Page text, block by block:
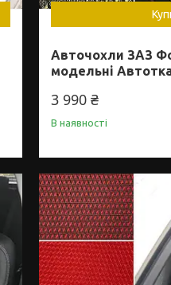
Авточохли ЗАЗ
модельні
3 990 ₴
В наявності